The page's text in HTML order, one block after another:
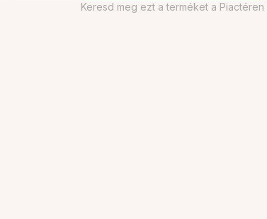
Keresd meg ezt a terméket a Piactéren